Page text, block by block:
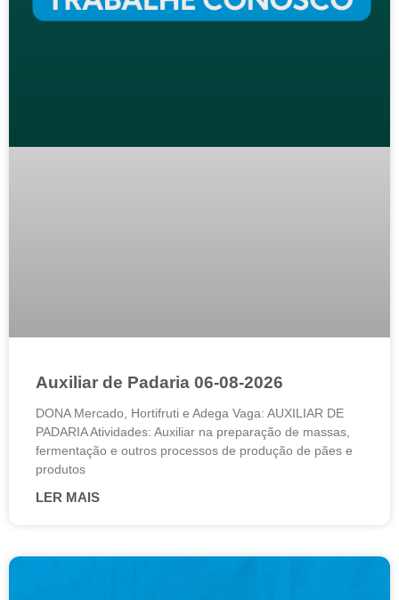
Auxiliar de Padaria 06-08-2026
DONA Mercado, Hortifruti e Adega Vaga: AUXILIAR DE
PADARIA Atividades: Auxiliar na preparação de massas,
fermentação e outros processos de produção de pães e
produtos
LER MAIS